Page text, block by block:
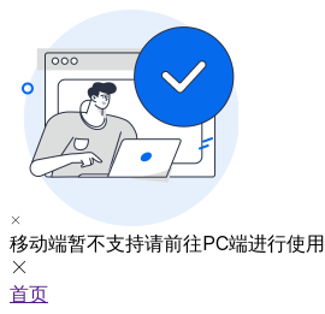
移动端暂不支持请前往PC端进行使用
首页